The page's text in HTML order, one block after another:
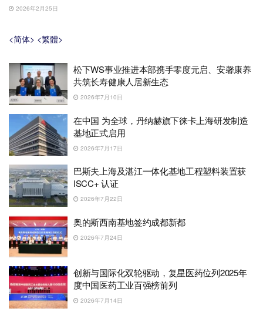
2026年2月25日
<简体> <繁體>
松下WS事业推进本部携手零度元启、安馨康养
共筑长寿健康人居新生态
2026年7月10日
在中国 为全球，丹纳赫旗下徕卡上海研发制造
基地正式启用
2026年7月17日
巴斯夫上海及湛江一体化基地工程塑料装置获
ISCC+ 认证
2026年7月22日
奥的斯西南基地签约成都新都
2026年7月24日
创新与国际化双轮驱动，复星医药位列2025年
度中国医药工业百强榜前列
2026年7月14日